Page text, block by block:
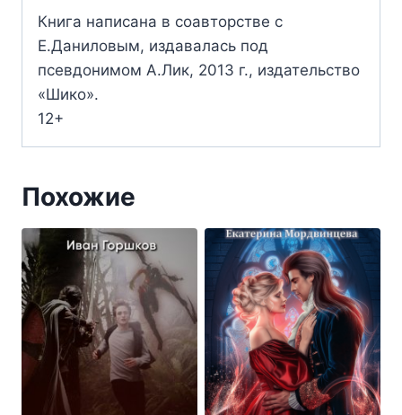
Книга написана в соавторстве с
Е.Даниловым, издавалась под
псевдонимом А.Лик, 2013 г., издательство
«Шико».
12+
Похожие